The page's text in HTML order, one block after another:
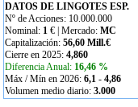
DATOS DE LINGOTES ESP.
Nº de Acciones: 10.000.000
Nominal: 1 € | Mercado: MC
Capitalización: 56,60 Mill.€
Cierre en 2025: 4,860
Diferencia Anual: 16,46 %
Máx / Mín en 2026: 6,1 - 4,86
Volumen medio diario: 3.000